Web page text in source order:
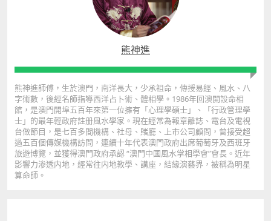
熊神進
熊神進師傅，生於澳門，南洋長大，少承祖命，傳授易經、風水、八
字術數，後經名師指導西洋占卜術、體相學。1986年回澳開設命相
館，是澳門開埠五百年來第一位擁有「心理學碩士」、「行政管理學
士」的最年輕政府註册風水學家。現在經常為報章離誌、電台及電視
台做節目，是七百多間機構、社母、賭廳、上市公司顧問，曾接受超
過五百個傳媒機構訪問，連續十年代表澳門政府出席葡萄牙及西班牙
旅遊博覽，並獲得澳門政府承認 “澳門中國風水掌相學會”會長。近年
影響力渗透内地，經常往内地教學、講座，結緣演藝界，被稱為明星
算命師。